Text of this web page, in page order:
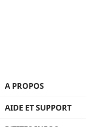
A PROPOS
AIDE ET SUPPORT